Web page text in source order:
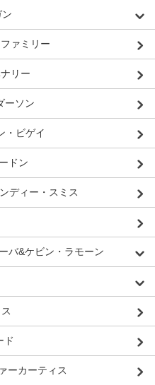
ァミリー
リー
ーソン
・ビゲイ
ドン
ディー・スミス
バ&ケビン・ラモーン
ド
ーカーティス